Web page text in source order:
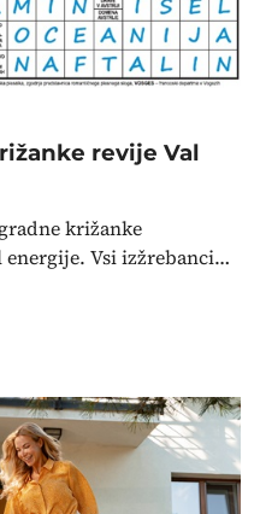
revije Val
križanke
energije. Vsi izžrebanci…